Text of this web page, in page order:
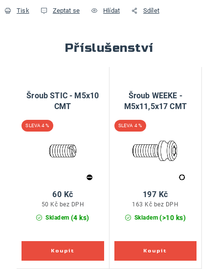
Tisk Zeptat se Hlídat Sdílet
Příslušenství
Šroub STIC - M5x10
CMT
4 %
Skladem (4 ks)
50 Kč bez DPH
60 Kč
Šroub WEEKE -
M5x11,5x17 CMT
4 %
Skladem (>10 ks)
163 Kč bez DPH
197 Kč